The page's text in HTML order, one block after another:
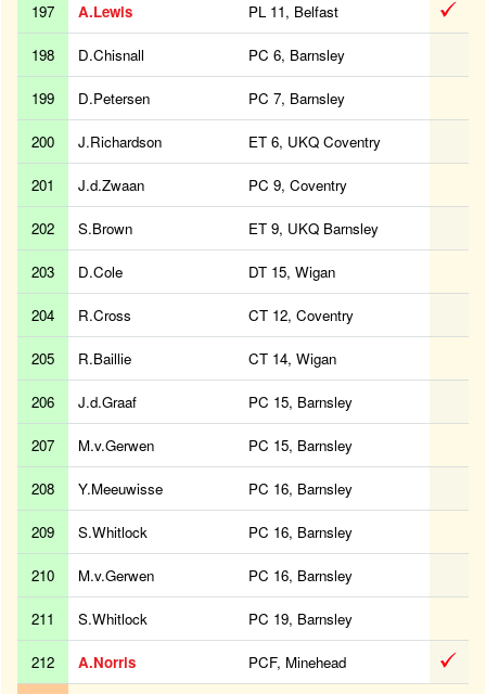
197 A.Lewis PL 11, Belfast
198 D.Chisnall PC 6, Barnsley
199 D.Petersen PC 7, Barnsley
200 J.Richardson ET 6, UKQ Coventry
201 J.d.Zwaan PC 9, Coventry
202 S.Brown ET 9, UKQ Barnsley
203 D.Cole DT 15, Wigan
204 R.Cross CT 12, Coventry
205 R.Baillie CT 14, Wigan
206 J.d.Graaf PC 15, Barnsley
207 M.v.Gerwen PC 15, Barnsley
208 Y.Meeuwisse PC 16, Barnsley
209 S.Whitlock PC 16, Barnsley
210 M.v.Gerwen PC 16, Barnsley
211 S.Whitlock PC 19, Barnsley
212 A.Norris PCF, Minehead